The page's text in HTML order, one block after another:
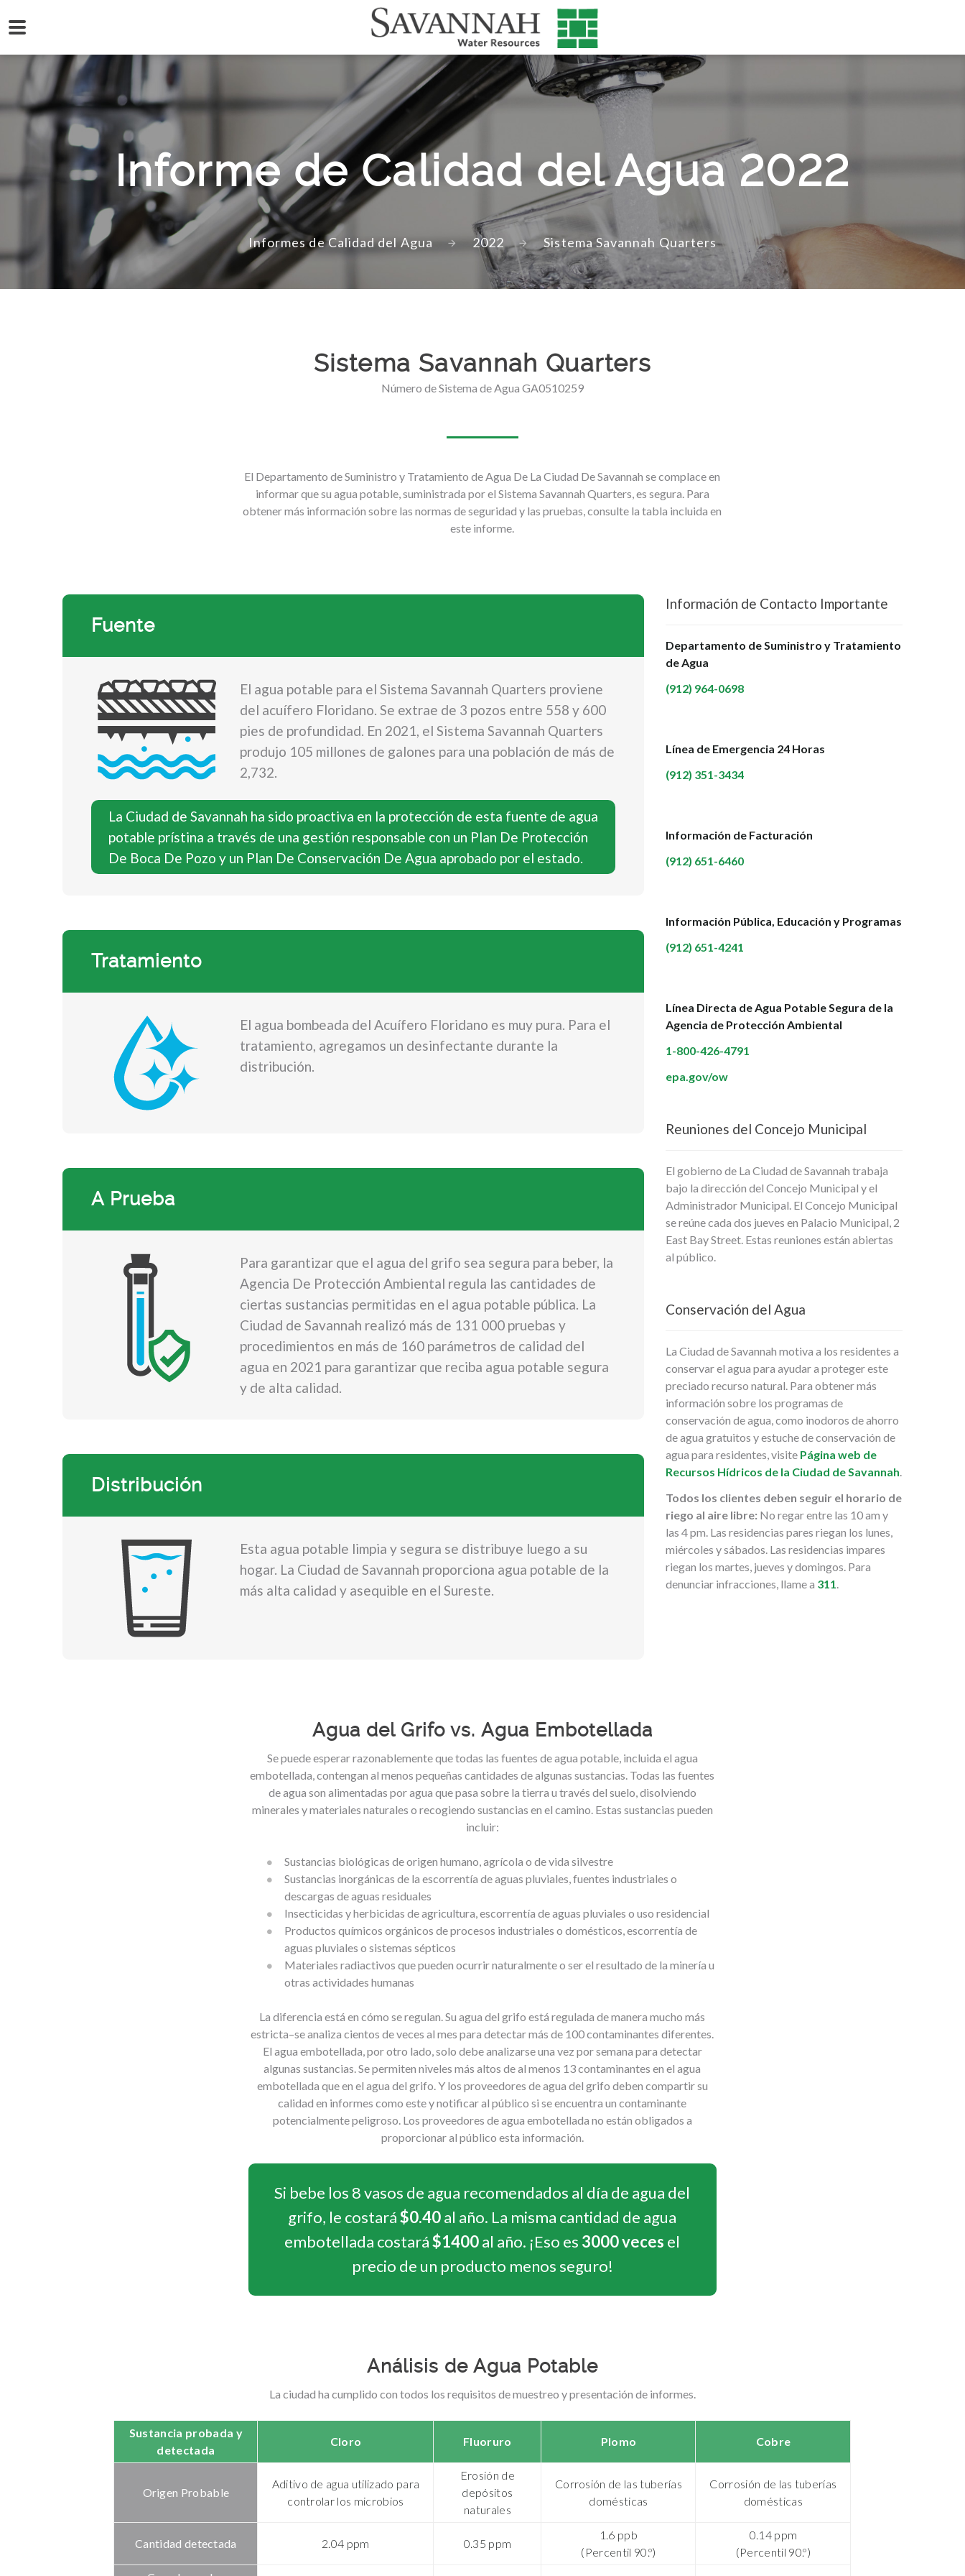
Informe de Calidad del Agua 2022
Informes de Calidad del Agua 2022 Sistema Savannah Quarters
Sistema Savannah Quarters
Número de Sistema de Agua GA0510259
El Departamento de Suministro y Tratamiento de Agua De La Ciudad De Savannah se complace en
informar que su agua potable, suministrada por el Sistema Savannah Quarters, es segura. Para
obtener más información sobre las normas de seguridad y las pruebas, consulte la tabla incluida en
este informe.
Fuente
El agua potable para el Sistema Savannah Quarters proviene
del acuífero Floridano. Se extrae de 3 pozos entre 558 y 600
pies de profundidad. En 2021, el Sistema Savannah Quarters
produjo 105 millones de galones para una población de más de
2,732.
La Ciudad de Savannah ha sido proactiva en la protección de esta fuente de agua
potable prístina a través de una gestión responsable con un Plan De Protección
De Boca De Pozo y un Plan De Conservación De Agua aprobado por el estado.
Tratamiento
El agua bombeada del Acuífero Floridano es muy pura. Para el
tratamiento, agregamos un desinfectante durante la
distribución.
A Prueba
Para garantizar que el agua del grifo sea segura para beber, la
Agencia De Protección Ambiental regula las cantidades de
ciertas sustancias permitidas en el agua potable pública. La
Ciudad de Savannah realizó más de 131 000 pruebas y
procedimientos en más de 160 parámetros de calidad del
agua en 2021 para garantizar que reciba agua potable segura
y de alta calidad.
Distribución
Esta agua potable limpia y segura se distribuye luego a su
hogar. La Ciudad de Savannah proporciona agua potable de la
más alta calidad y asequible en el Sureste.
Información de Contacto Importante
Departamento de Suministro y Tratamiento
de Agua
(912) 964-0698
Línea de Emergencia 24 Horas
(912) 351-3434
Información de Facturación
(912) 651-6460
Información Pública, Educación y Programas
(912) 651-4241
Línea Directa de Agua Potable Segura de la
Agencia de Protección Ambiental
1-800-426-4791
epa.gov/ow
Reuniones del Concejo Municipal
El gobierno de La Ciudad de Savannah trabaja
bajo la dirección del Concejo Municipal y el
Administrador Municipal. El Concejo Municipal
se reúne cada dos jueves en Palacio Municipal, 2
East Bay Street. Estas reuniones están abiertas
al público.
Conservación del Agua
La Ciudad de Savannah motiva a los residentes a
conservar el agua para ayudar a proteger este
preciado recurso natural. Para obtener más
información sobre los programas de
conservación de agua, como inodoros de ahorro
de agua gratuitos y estuche de conservación de
agua para residentes, visite Página web de
Recursos Hídricos de la Ciudad de Savannah.
Todos los clientes deben seguir el horario de
riego al aire libre: No regar entre las 10 am y
las 4 pm. Las residencias pares riegan los lunes,
miércoles y sábados. Las residencias impares
riegan los martes, jueves y domingos. Para
denunciar infracciones, llame a 311.
Agua del Grifo vs. Agua Embotellada
Se puede esperar razonablemente que todas las fuentes de agua potable, incluida el agua
embotellada, contengan al menos pequeñas cantidades de algunas sustancias. Todas las fuentes
de agua son alimentadas por agua que pasa sobre la tierra u través del suelo, disolviendo
minerales y materiales naturales o recogiendo sustancias en el camino. Estas sustancias pueden
incluir:
Sustancias biológicas de origen humano, agrícola o de vida silvestre
Sustancias inorgánicas de la escorrentía de aguas pluviales, fuentes industriales o
descargas de aguas residuales
Insecticidas y herbicidas de agricultura, escorrentía de aguas pluviales o uso residencial
Productos químicos orgánicos de procesos industriales o domésticos, escorrentía de
aguas pluviales o sistemas sépticos
Materiales radiactivos que pueden ocurrir naturalmente o ser el resultado de la minería u
otras actividades humanas
La diferencia está en cómo se regulan. Su agua del grifo está regulada de manera mucho más
estricta–se analiza cientos de veces al mes para detectar más de 100 contaminantes diferentes.
El agua embotellada, por otro lado, solo debe analizarse una vez por semana para detectar
algunas sustancias. Se permiten niveles más altos de al menos 13 contaminantes en el agua
embotellada que en el agua del grifo. Y los proveedores de agua del grifo deben compartir su
calidad en informes como este y notificar al público si se encuentra un contaminante
potencialmente peligroso. Los proveedores de agua embotellada no están obligados a
proporcionar al público esta información.
Si bebe los 8 vasos de agua recomendados al día de agua del
grifo, le costará$0.40al año. La misma cantidad de agua
embotellada costará$1400al año. ¡Eso es 3000 veces el
precio de un producto menos seguro!
Análisis de Agua Potable
La ciudad ha cumplido con todos los requisitos de muestreo y presentación de informes.
Sustancia probada y
detectada
Cloro Fluoruro Plomo Cobre
Origen Probable
Aditivo de agua utilizado para
controlar los microbios
Erosión de
depósitos
naturales
Corrosión de las tuberías
domésticas
Corrosión de las tuberías
domésticas
Cantidad detectada 2.04 ppm 0.35 ppm
1.6 ppb
(Percentil 90.º)
0.14 ppm
(Percentil 90.º)